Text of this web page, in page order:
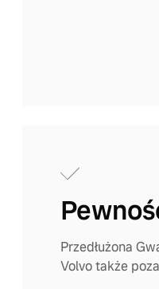
Przedłużona
Volvo także